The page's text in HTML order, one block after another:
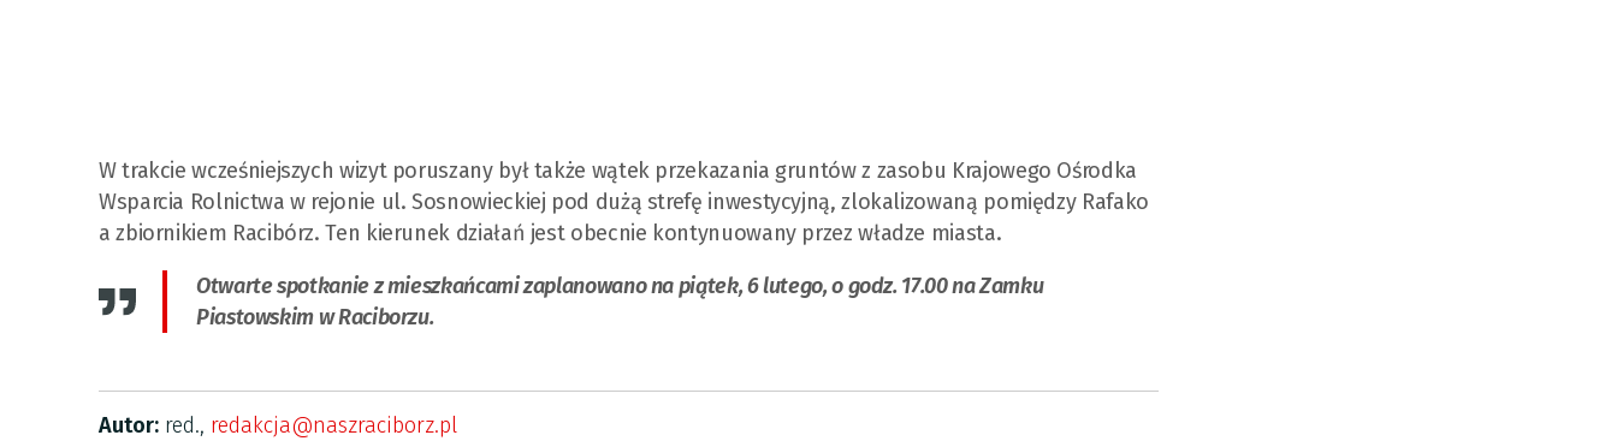
W trakcie wcześniejszych wizyt poruszany był także wątek przekazania gruntów z zasobu Krajowego Ośrodka
Wsparcia Rolnictwa w rejonie ul. Sosnowieckiej pod dużą strefę inwestycyjną, zlokalizowaną pomiędzy Rafako
a zbiornikiem Racibórz. Ten kierunek działań jest obecnie kontynuowany przez władze miasta.
Otwarte spotkanie z mieszkańcami zaplanowano na piątek, 6 lutego, o godz. 17.00 na Zamku
Piastowskim w Raciborzu.
Autor: red., redakcja@naszraciborz.pl